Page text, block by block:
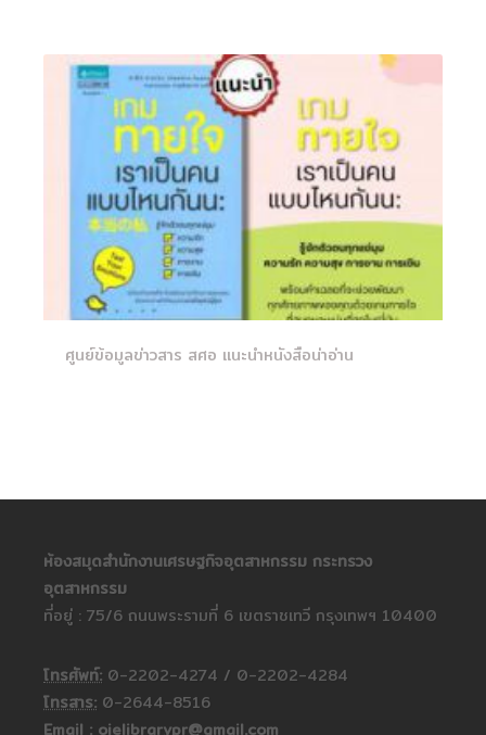
ศูนย์ข้อมูลข่าวสาร สศอ แนะนำหนังสือน่าอ่าน
ห้องสมุดสำนักงานเศรษฐกิจอุตสาหกรรม กระทรวง
อุตสาหกรรม
ที่อยู่ : 75/6 ถนนพระรามที่ 6 เขตราชเทวี กรุงเทพฯ 10400
โทรศัพท์: 0-2202-4274 / 0-2202-4284
โทรสาร: 0-2644-8516
Email : oielibrarypr@gmail.com